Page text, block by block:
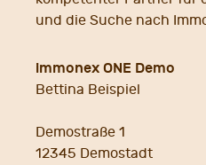
und die Suche nach
immonex ONE Demo
Bettina Beispiel
Demostraße 1
12345 Demostadt